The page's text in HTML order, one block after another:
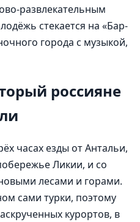
развлекательным
стекается на «Бар-
города с музыкой,
россияне
часах езды от Антальи,
Ликии, и со
лесами и горами.
сами турки, поэтому
курортов, в